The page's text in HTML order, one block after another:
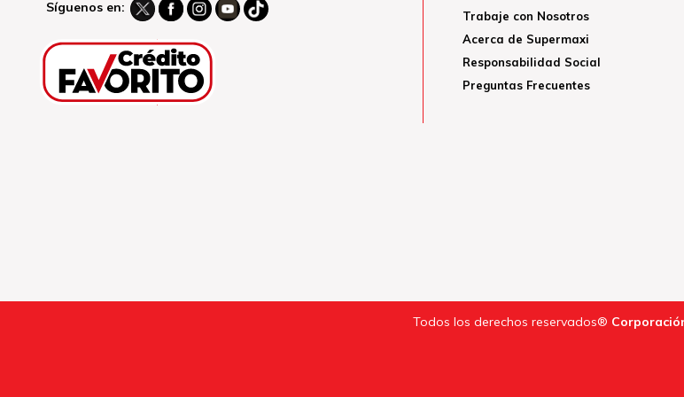
Síguenos en:
Trabaje con Nosotros
Acerca de Supermaxi
Responsabilidad Social
Preguntas Frecuentes
Todos los derechos reservados®